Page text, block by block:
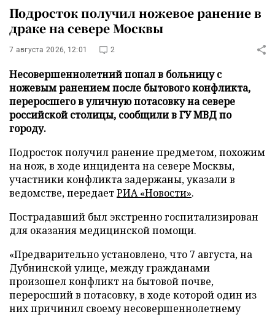
Подросток получил ножевое ранение в
драке на севере Москвы
7 августа 2026, 12:01 2
Несовершеннолетний попал в больницу с
ножевым ранением после бытового конфликта,
переросшего в уличную потасовку на севере
российской столицы, сообщили в ГУ МВД по
городу.
Подросток получил ранение предметом, похожим
на нож, в ходе инцидента на севере Москвы,
участники конфликта задержаны, указали в
ведомстве, передаетРИА «Новости».
Пострадавший был экстренно госпитализирован
для оказания медицинской помощи.
«Предварительно установлено, что 7 августа, на
Дубнинской улице, между гражданами
произошел конфликт на бытовой почве,
переросший в потасовку, в ходе которой один из
них причинил своему несовершеннолетнему